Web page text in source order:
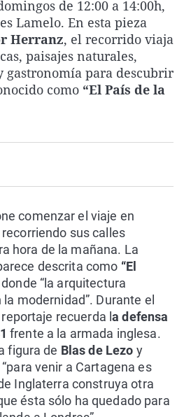
La rosa de los vientos
Gente viajera
Como el perro y el
Caso
Retornados
Equipo de
Operación Viuda
Extremadura
Galicia
La Rioja
Navarra
Virales
Televisión
Elecciones
de 12:00 a 14:00h,
Lamelo. En esta pieza
Herranz, el recorrido viaja
paisajes naturales,
gastronomía para descubrir
como “El País de la
comenzar el viaje en
recorriendo sus calles
hora de la mañana. La
descrita como “El
donde “la arquitectura
modernidad”. Durante el
recuerda la defensa
frente a la armada inglesa.
figura de Blas de Lezo y
venir a Cartagena es
Inglaterra construya otra
ésta sólo ha quedado para